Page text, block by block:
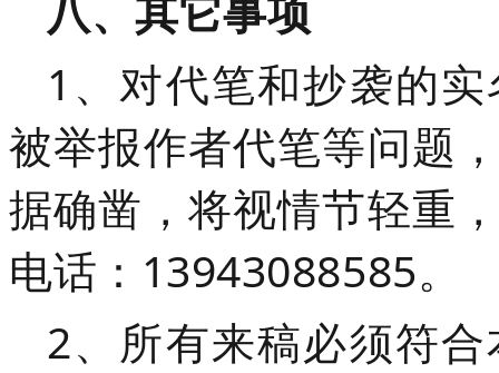
八、其它事项
1、对代笔和抄袭的
被举报作者代笔等问题
据确凿，将视情节轻重
电话：13943088585。
2、所有来稿必须符